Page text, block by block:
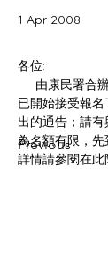
1 Apr 2008
Previous
已開始接受報
出的通告；請
詳情請參閱在此